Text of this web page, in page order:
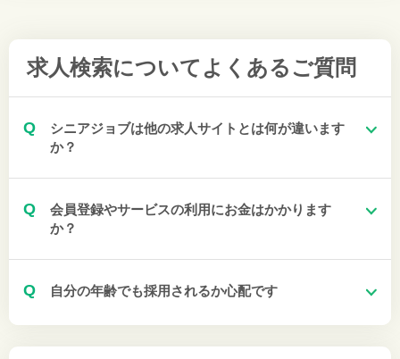
求人検索について よくあるご質問
Q
シニアジョブは他の求人サイトとは何が違います
か？
Q
会員登録やサービスの利用にお金はかかります
か？
Q 自分の年齢でも採用されるか心配です